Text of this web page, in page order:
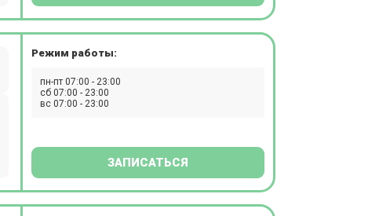
Режим работы:
пн-пт 07:00 - 23:00
сб 07:00 - 23:00
вс 07:00 - 23:00
ЗАПИСАТЬСЯ